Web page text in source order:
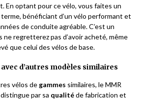
En optant pour ce vélo, vous faites un
bénéficiant d’un vélo performant et
de conduite agréable. C’est un
ne regretterez pas d’avoir acheté, même
que celui des vélos de base.
d’autres modèles similaires
vélos de gammes similaires, le MMR
par sa qualitéde fabrication et